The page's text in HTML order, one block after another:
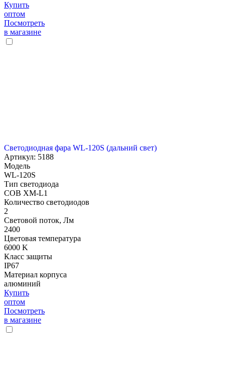
Купить
оптом
Посмотреть
в магазине
Светодиодная фара WL-120S (дальний свет)
Артикул: 5188
Модель
WL-120S
Тип светодиода
COB XM-L1
Количество светодиодов
2
Световой поток, Лм
2400
Цветовая температура
6000 K
Класс защиты
IP67
Материал корпуса
алюминий
Купить
оптом
Посмотреть
в магазине